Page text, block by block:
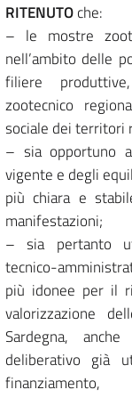
RITENUTOche:
– le mostre
nell’ambito delle
filiere
zootecnico
sociale dei territori
– sia opportuno
vigente e degli
più chiara e
manifestazioni;
– sia pertanto
tecnico-
più idonee per il
valorizzazione
Sardegna,
deliberativo già
finanziamento,